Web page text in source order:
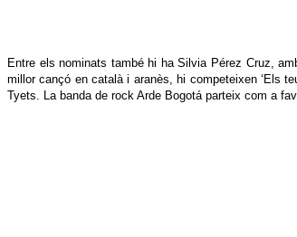
Entre els nominats també hi ha Silvia Pérez Cruz,
millor cançó en català i aranès, hi competeixen ‘Els
Tyets. La banda de rock Arde Bogotá parteix com a